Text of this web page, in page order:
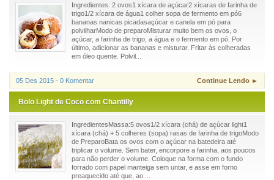
Ingredientes: 2 ovos1 xícara de açúcar2 xícaras de farinha de
trigo1/2 xícara de água1 colher sopa de fermento em pó6
bananas nanicas picadasaçúcar e canela em pó para
polvilharModo de preparoMisturar muito bem os ovos, o
açúcar, a farinha de trigo, a água e o fermento em pó. Por
último, adicionar as bananas e misturar. Fritar às colheradas
em óleo quente. Polvil...
05 Des 2015 - 0 Komentar Continue Lendo ►
Bolo Light de Coco com Chantilly
IngredientesMassa:5 ovos1/2 xícara (chá) de açúcar light1
xícara (chá) + 5 colheres (sopa) rasas de farinha de trigoModo
de PreparoBata os ovos com o açúcar na batedeira até
triplicar o volume. Sem bater, encorpore a farinha, aos poucos
para não perder o volume. Coloque na forma com o fundo
forrado com papel manteiga sem untar, e asse em forno
preaquecido até que, ao ...